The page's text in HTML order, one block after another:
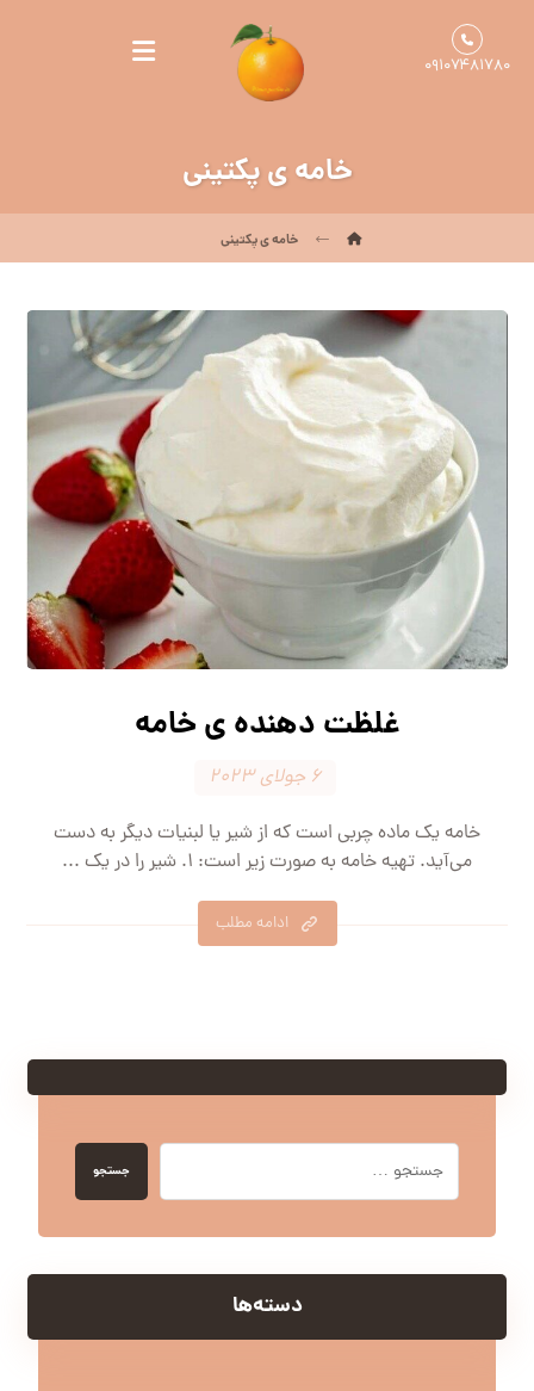
۰۹۱۰۷۴۸۱۷۸۰
خامه ی پکتینی
خامه ی پکتینی
غلظت دهنده ی خامه
۶ جولای ۲۰۲۳
خامه یک ماده چربی است که از شیر یا لبنیات دیگر به دست
می‌آید. تهیه خامه به صورت زیر است: ۱. شیر را در یک ...
ادامه مطلب
جستجو
دسته‌ها